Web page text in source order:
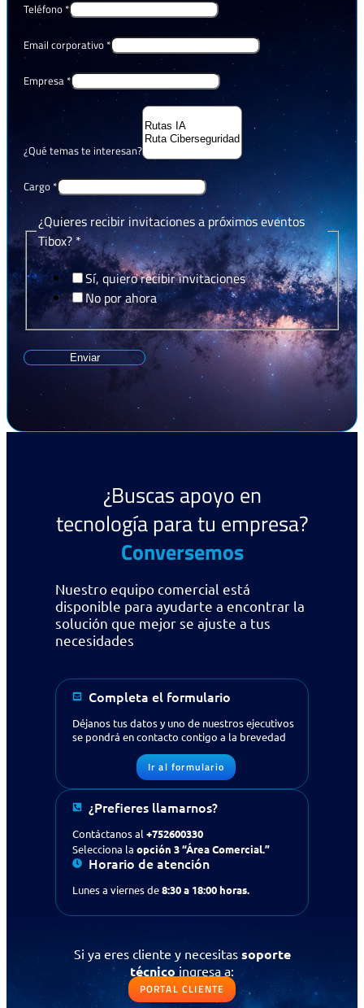
Teléfono *
Email corporativo *
Empresa *
¿Qué temas te interesan?
Cargo *
¿Quieres recibir invitaciones a próximos eventos
Tibox?*
Sí, quiero recibir invitaciones
No por ahora
Enviar
¿Buscas apoyo en
tecnología para tu empresa?
Conversemos
Nuestro equipo comercial está
disponible para ayudarte a encontrar la
solución que mejor se ajuste a tus
necesidades
Completa el formulario
Déjanos tus datos y uno de nuestros ejecutivos
se pondrá en contacto contigo a la brevedad
Ir al formulario
¿Prefieres llamarnos?
Contáctanos al +752600330
Selecciona la opción 3 “Área Comercial.”
Horario de atención
Lunes a viernes de8:30 a 18:00 horas.
Si ya eres cliente y necesitassoporte
técnico ingresa a:
PORTAL CLIENTE
para tu empresa?Contáctanos